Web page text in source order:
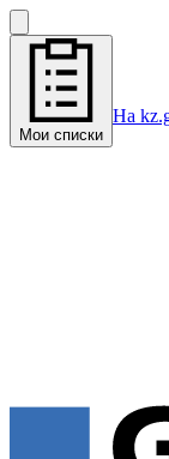
Мои списки
На